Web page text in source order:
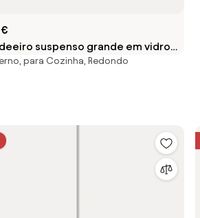
suspenso grande em vidro
para Cozinha, Redondo